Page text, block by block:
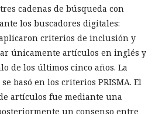
cadenas de búsqueda con
los buscadores digitales:
aplicaron criterios de inclusión y
únicamente artículos en inglés y
de los últimos cinco años. La
basó en los criterios PRISMA. El
artículos fue mediante una
un consenso entre